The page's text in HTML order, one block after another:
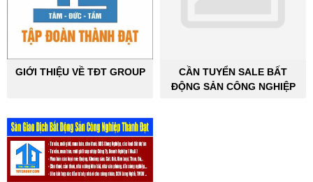
GIỚI THIỆU VỀ TĐT GROUP
CẦN TUYỂN SALE BẤT
ĐỘNG SẢN CÔNG NGHIỆP